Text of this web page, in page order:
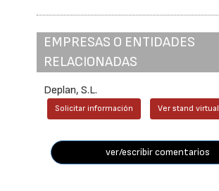
EMPRESAS O ENTIDADES
RELACIONADAS
Deplan, S.L.
Solicitar información Ver stand virtual
ver/escribir comentarios